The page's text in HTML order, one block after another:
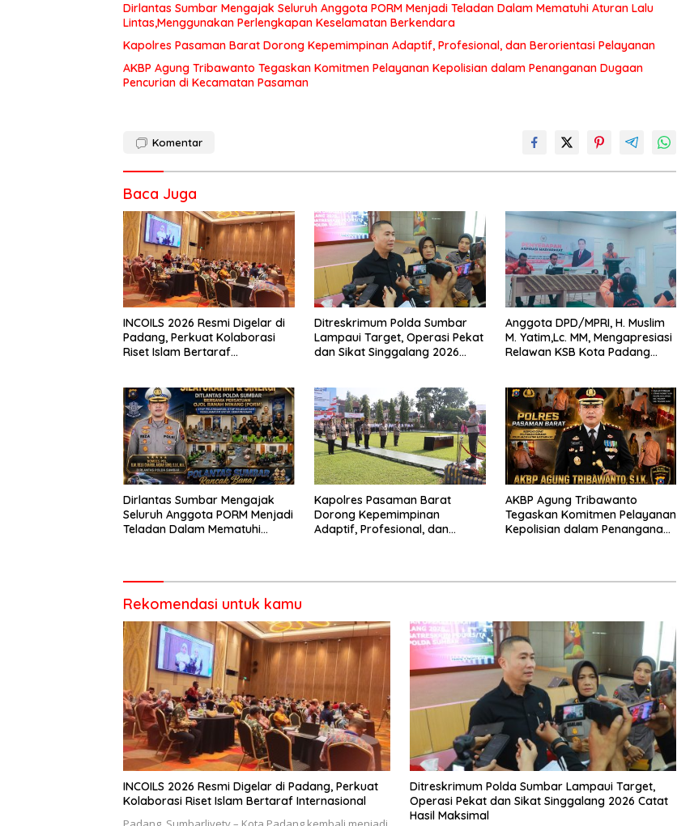
Dirlantas Sumbar Mengajak Seluruh Anggota PORM Menjadi Teladan Dalam Mematuhi Aturan Lalu
Lintas,Menggunakan Perlengkapan Keselamatan Berkendara
Kapolres Pasaman Barat Dorong Kepemimpinan Adaptif, Profesional, dan Berorientasi Pelayanan
AKBP Agung Tribawanto Tegaskan Komitmen Pelayanan Kepolisian dalam Penanganan Dugaan
Pencurian di Kecamatan Pasaman
Komentar
Baca Juga
INCOILS 2026 Resmi Digelar di
Padang, Perkuat Kolaborasi
Riset Islam Bertaraf
Ditreskrimum Polda Sumbar
Lampaui Target, Operasi Pekat
dan Sikat Singgalang 2026
Anggota DPD/MPRI, H. Muslim
M. Yatim,Lc. MM, Mengapresiasi
Relawan KSB Kota Padang
Dirlantas Sumbar Mengajak
Seluruh Anggota PORM Menjadi
Teladan Dalam Mematuhi
Berkendara
Kapolres Pasaman Barat
Dorong Kepemimpinan
Adaptif, Profesional, dan
AKBP Agung Tribawanto
Tegaskan Komitmen Pelayanan
Kepolisian dalam Penanganan
Rekomendasi untuk kamu
INCOILS 2026 Resmi Digelar di Padang, Perkuat
Kolaborasi Riset Islam Bertaraf Internasional
Ditreskrimum Polda Sumbar Lampaui Target,
Operasi Pekat dan Sikat Singgalang 2026 Catat
Hasil Maksimal